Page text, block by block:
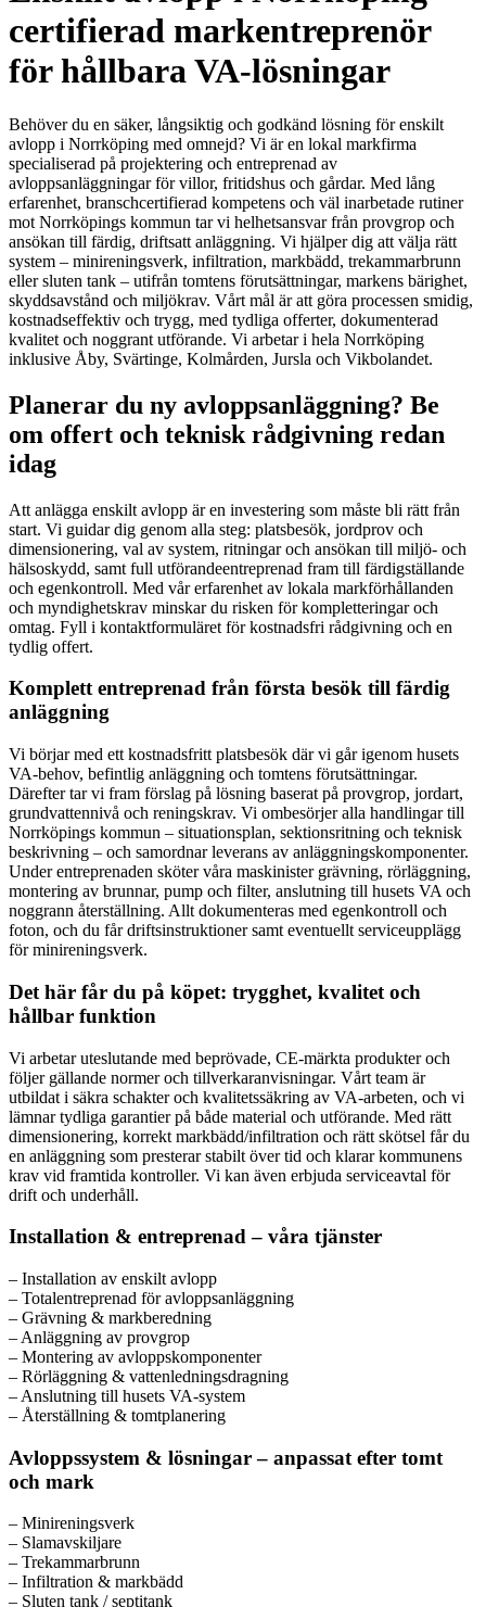
certifierad markentreprenör
för hållbara VA-lösningar
Behöver du en säker, långsiktig och godkänd lösning för enskilt
avlopp i Norrköping med omnejd? Vi är en lokal markfirma
specialiserad på projektering och entreprenad av
avloppsanläggningar för villor, fritidshus och gårdar. Med lång
erfarenhet, branschcertifierad kompetens och väl inarbetade rutiner
mot Norrköpings kommun tar vi helhetsansvar från provgrop och
ansökan till färdig, driftsatt anläggning. Vi hjälper dig att välja rätt
system – minireningsverk, infiltration, markbädd, trekammarbrunn
eller sluten tank – utifrån tomtens förutsättningar, markens bärighet,
skyddsavstånd och miljökrav. Vårt mål är att göra processen smidig,
kostnadseffektiv och trygg, med tydliga offerter, dokumenterad
kvalitet och noggrant utförande. Vi arbetar i hela Norrköping
inklusive Åby, Svärtinge, Kolmården, Jursla och Vikbolandet.
Planerar du ny avloppsanläggning? Be
om offert och teknisk rådgivning redan
idag
Att anlägga enskilt avlopp är en investering som måste bli rätt från
start. Vi guidar dig genom alla steg: platsbesök, jordprov och
dimensionering, val av system, ritningar och ansökan till miljö- och
hälsoskydd, samt full utförandeentreprenad fram till färdigställande
och egenkontroll. Med vår erfarenhet av lokala markförhållanden
och myndighetskrav minskar du risken för kompletteringar och
omtag. Fyll i kontaktformuläret för kostnadsfri rådgivning och en
tydlig offert.
Komplett entreprenad från första besök till färdig
anläggning
Vi börjar med ett kostnadsfritt platsbesök där vi går igenom husets
VA-behov, befintlig anläggning och tomtens förutsättningar.
Därefter tar vi fram förslag på lösning baserat på provgrop, jordart,
grundvattennivå och reningskrav. Vi ombesörjer alla handlingar till
Norrköpings kommun – situationsplan, sektionsritning och teknisk
beskrivning – och samordnar leverans av anläggningskomponenter.
Under entreprenaden sköter våra maskinister grävning, rörläggning,
montering av brunnar, pump och filter, anslutning till husets VA och
noggrann återställning. Allt dokumenteras med egenkontroll och
foton, och du får driftsinstruktioner samt eventuellt serviceupplägg
för minireningsverk.
Det här får du på köpet: trygghet, kvalitet och
hållbar funktion
Vi arbetar uteslutande med beprövade, CE-märkta produkter och
följer gällande normer och tillverkaranvisningar. Vårt team är
utbildat i säkra schakter och kvalitetssäkring av VA-arbeten, och vi
lämnar tydliga garantier på både material och utförande. Med rätt
dimensionering, korrekt markbädd/infiltration och rätt skötsel får du
en anläggning som presterar stabilt över tid och klarar kommunens
krav vid framtida kontroller. Vi kan även erbjuda serviceavtal för
drift och underhåll.
Installation & entreprenad – våra tjänster
– Installation av enskilt avlopp
– Totalentreprenad för avloppsanläggning
– Grävning & markberedning
– Anläggning av provgrop
– Montering av avloppskomponenter
– Rörläggning & vattenledningsdragning
– Anslutning till husets VA-system
– Återställning & tomtplanering
Avloppssystem & lösningar – anpassat efter tomt
och mark
– Minireningsverk
– Slamavskiljare
– Trekammarbrunn
– Infiltration & markbädd
– Sluten tank / septitank